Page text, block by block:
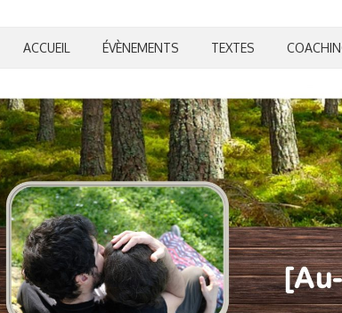
ACCUEIL ÉVÈNEMENTS TEXTES